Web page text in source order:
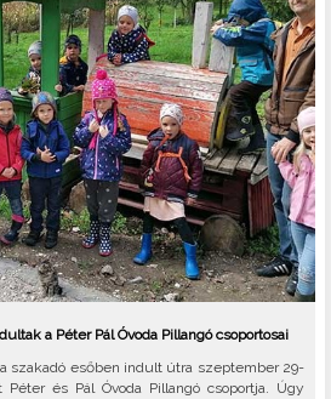
a Péter Pál Óvoda Pillangó csoportosai
szakadó esőben indult útra szeptember 29-
és Pál Óvoda Pillangó csoportja. Úgy